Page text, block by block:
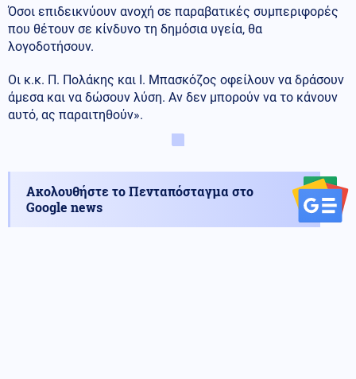
Όσοι επιδεικνύουν ανοχή σε παραβατικές συμπεριφορές
που θέτουν σε κίνδυνο τη δημόσια υγεία, θα
λογοδοτήσουν.
Οι κ.κ. Π. Πολάκης και Ι. Μπασκόζος οφείλουν να δράσουν
άμεσα και να δώσουν λύση. Αν δεν μπορούν να το κάνουν
αυτό, ας παραιτηθούν».
Ακολουθήστε το Πενταπόσταγμα στο
Google news